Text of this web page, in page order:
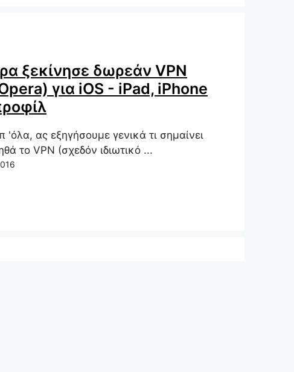
ξεκίνησε δωρεάν VPN
για iOS - iPad, iPhone
'όλα, ας εξηγήσουμε γενικά τι σημαίνει
το VPN (σχεδόν ιδιωτικό ...